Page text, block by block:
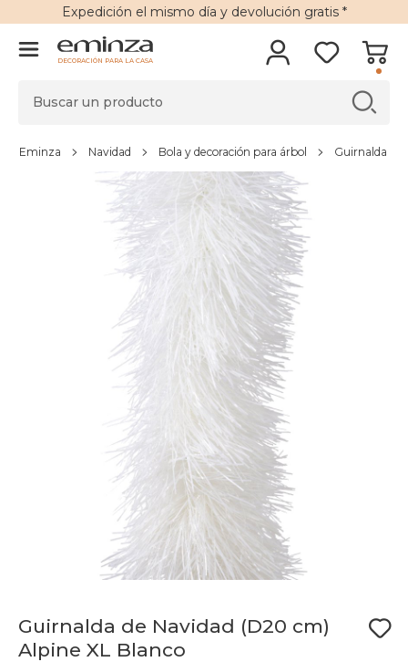
Expedición el mismo día y devolución gratis*
DECORACIÓN PARA LA CASA
Eminza Navidad Bola y decoración para árbol Guirnalda
Guirnalda de Navidad (D20 cm)
Alpine XL Blanco